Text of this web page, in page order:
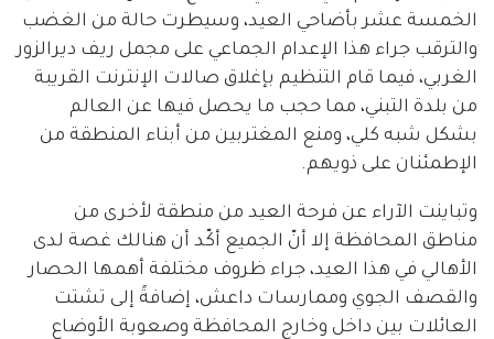
الخمسة عشر بأضاحي العيد، وسيطرت حالة من الغضب
والترقب جراء هذا الإعدام الجماعي على مجمل ريف ديرالزور
الغربي، فيما قام التنظيم بإغلاق صالات الإنترنت القريبة
من بلدة التبني، مما حجب ما يحصل فيها عن العالم
بشكل شبه كلي، ومنع المغتربين من أبناء المنطقة من
الإطمئنان على ذويهم.
وتباينت الآراء عن فرحة العيد من منطقة لأخرى من
مناطق المحافظة إلا أنّ الجميع أكّد أن هنالك غصة لدى
الأهالي في هذا العيد، جراء ظروف مختلفة أهمها الحصار
والقصف الجوي وممارسات داعش، إضافةً إلى تشتت
العائلات بين داخل وخارج المحافظة وصعوبة الأوضاع